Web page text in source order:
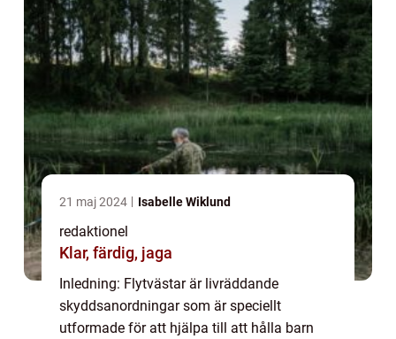
21 maj 2024 Isabelle Wiklund
redaktionel
Klar, färdig, jaga
Inledning: Flytvästar är livräddande
skyddsanordningar som är speciellt
utformade för att hjälpa till att hålla barn